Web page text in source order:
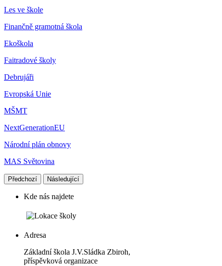
Les ve škole
Finančně gramotná škola
Ekoškola
Faitradové školy
Debrujáři
Evropská Unie
MŠMT
NextGenerationEU
Národní plán obnovy
MAS Světovina
Předchozí Následující
Kde nás najdete
Adresa
Základní škola J.V.Sládka Zbiroh,
příspěvková organizace